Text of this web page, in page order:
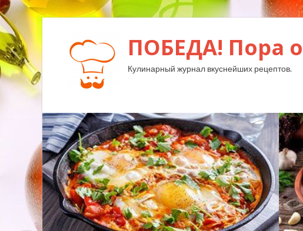
ПОБЕДА! Пора
Кулинарный журнал вкуснейших рецептов.